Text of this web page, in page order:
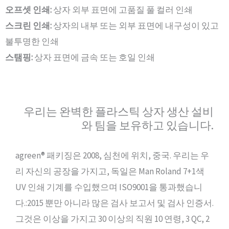
오프셋 인쇄:상자 외부 표면에 고품질 풀 컬러 인쇄
스크린 인쇄:상자의 내부 또는 외부 표면에 내구성이 있고
불투명한 인쇄
스탬핑:상자 표면에 금속 또는 호일 인쇄
우리는 완벽한 플라스틱 상자 생산 설비
와 팀을 보유하고 있습니다.
agreen® 패키징은 2008, 심천에 위치, 중국. 우리는 우
리 자신의 공장을 가지고, 독일은 Man Roland 7+1색
UV 인쇄 기계를 수입했으며 ISO9001을 통과했습니
다.:2015 뿐만 아니라 많은 검사 보고서 및 검사 인증서.
그것은 이상을 가지고 30 이상의 직원 10 연령, 3 QC, 2